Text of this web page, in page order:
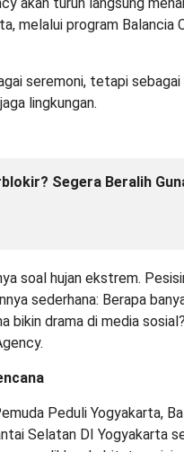
melalui program Balancia
seremoni, tetapi
lingkungan.
Segera Beralih
soal hujan ekstrem.
sederhana: Berapa
bikin drama di media
.
Peduli Yogyakarta,
Selatan DI Yogyakarta